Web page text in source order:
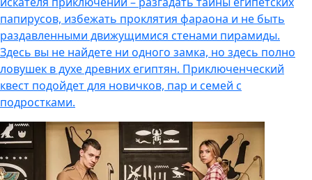
папирусов, избежать проклятия фараона и не быть
раздавленными движущимися стенами пирамиды.
Здесь вы не найдете ни одного замка, но здесь полно
ловушек в духе древних египтян. Приключенческий
квест подойдет для новичков, пар и семей с
подростками.